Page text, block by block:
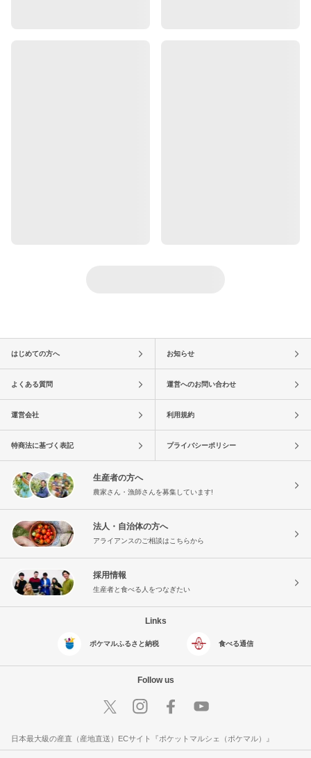
はじめての方へ お知らせ
よくある質問 運営へのお問い合わせ
運営会社 利用規約
特商法に基づく表記 プライバシーポリシー
生産者の方へ
農家さん・漁師さんを募集しています!
法人・自治体の方へ
アライアンスのご相談はこちらから
採用情報
生産者と食べる人をつなぎたい
Links
ポケマルふるさと納税 食べる通信
Follow us
日本最大級の産直（産地直送）ECサイト『ポケットマルシェ（ポケマル）』